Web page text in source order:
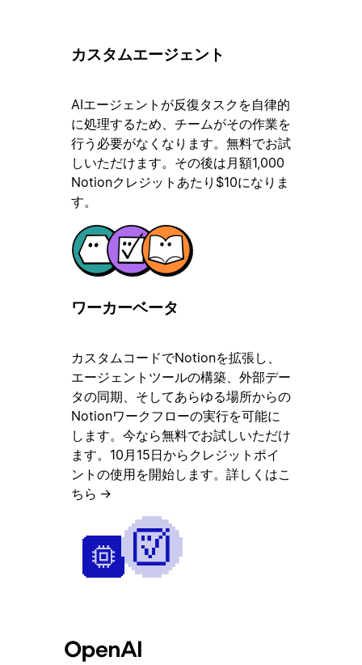
カスタムエージェント
AIエージェントが反復タスクを自律的
に処理するため、チームがその作業を
行う必要がなくなります。無料でお試
しいただけます。その後は月額1,000
Notionクレジットあたり$10になりま
す。
ワーカーベータ
カスタムコードでNotionを拡張し、
エージェントツールの構築、外部デー
タの同期、そしてあらゆる場所からの
Notionワークフローの実行を可能に
します。今なら無料でお試しいただけ
ます。10月15日からクレジットポイ
ントの使用を開始します。 詳しくはこ
ちら →